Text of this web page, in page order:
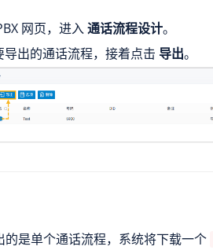
网页，进入通话流程设计。
导出的通话流程，接着点击 导出。
的是单个通话流程，系统将下载一个